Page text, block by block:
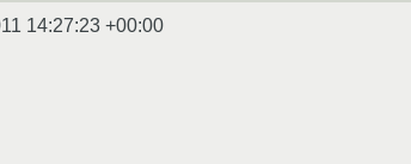
14:27:23 +00:00